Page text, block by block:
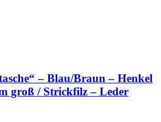
– Blau/Braun – Henkel
groß / Strickfilz – Leder